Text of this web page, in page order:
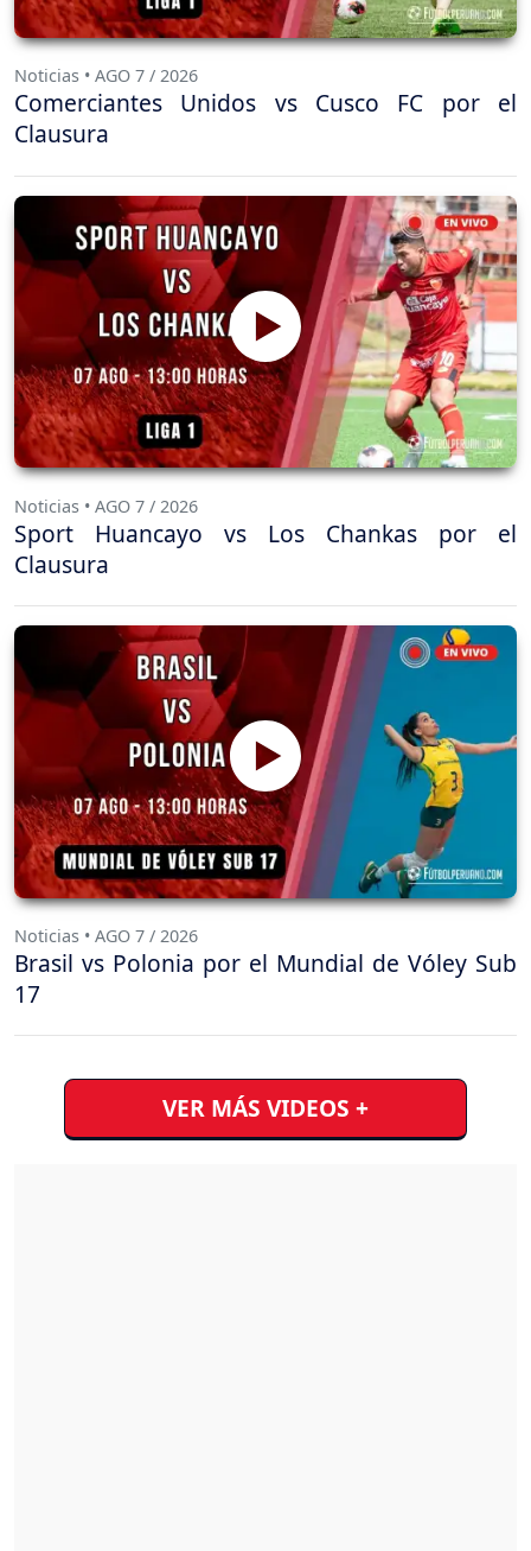
Noticias • AGO 7 / 2026
Comerciantes Unidos vs Cusco FC por el
Clausura
Noticias • AGO 7 / 2026
Sport Huancayo vs Los Chankas por el
Clausura
Noticias • AGO 7 / 2026
Brasil vs Polonia por el Mundial de Vóley Sub
17
VER MÁS VIDEOS +